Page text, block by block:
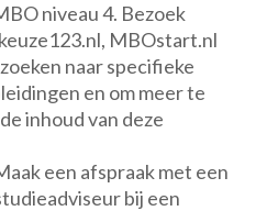
niveau 4. Bezoek
MBOstart.nl
naar specifieke
en om meer te
inhoud van deze
een afspraak met een
bij een